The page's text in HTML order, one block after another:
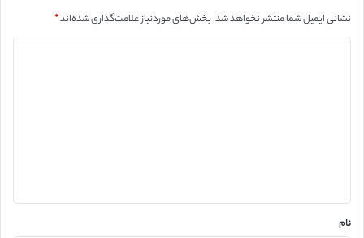
نشانی ایمیل شما منتشر نخواهد شد.بخش‌های موردنیاز علامت‌گذاری شده‌اند*
نام